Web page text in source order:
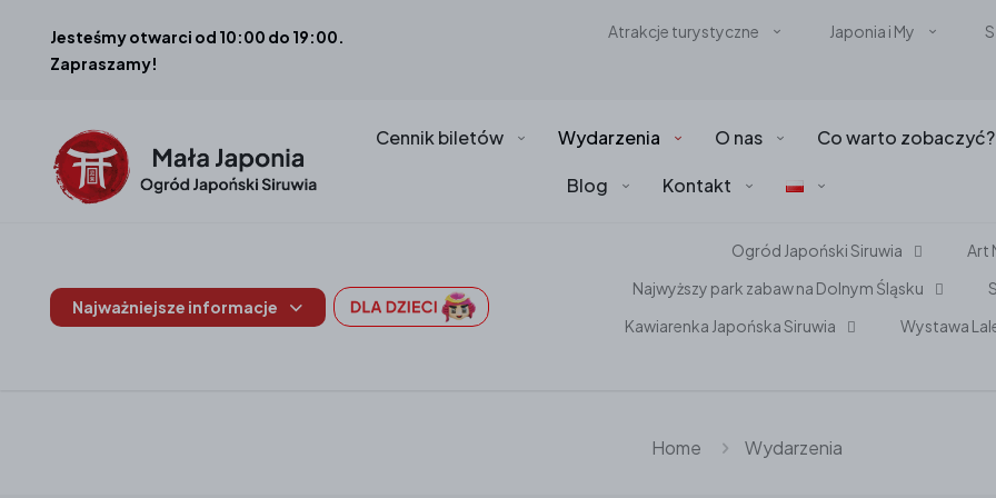
Jesteśmy otwarci od 10:00 do 19:00.
Zapraszamy!
Atrakcje turystyczne Japonia i My
Cennik biletów Wydarzenia O nas Co warto zobaczyć?
Blog Kontakt
Najważniejsze informacje
Ogród Japoński Siruwia Art
Najwyższy park zabaw na Dolnym Śląsku
Kawiarenka Japońska Siruwia
Wystawa
Home Wydarzenia